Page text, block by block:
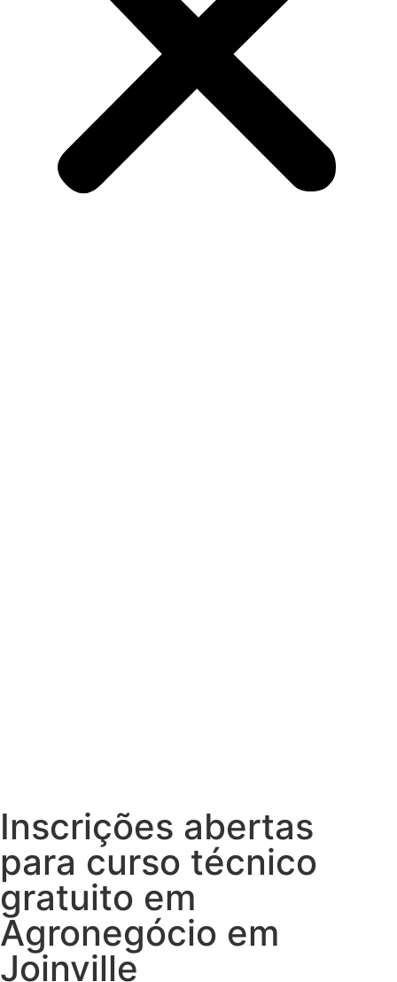
Inscrições abertas
para curso técnico
gratuito em
Agronegócio em
Joinville